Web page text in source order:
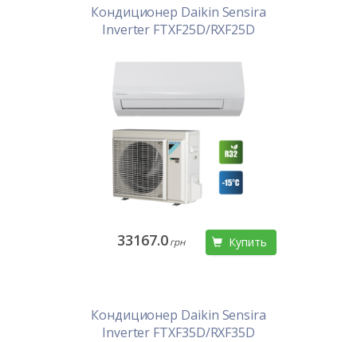
Кондиционер Daikin Sensira
Inverter FTXF25D/RXF25D
33167.0грн Купить
Кондиционер Daikin Sensira
Inverter FTXF35D/RXF35D